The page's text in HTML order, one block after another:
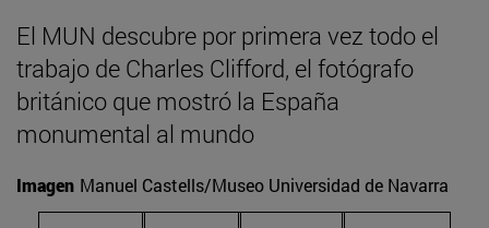
El MUN descubre por primera vez todo el
trabajo de Charles Clifford, el fotógrafo
británico que mostró la España
monumental al mundo
Imagen Manuel Castells/Museo Universidad de Navarra